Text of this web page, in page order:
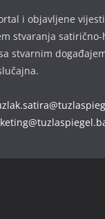
i objavljene
stvaranja
stvarnim